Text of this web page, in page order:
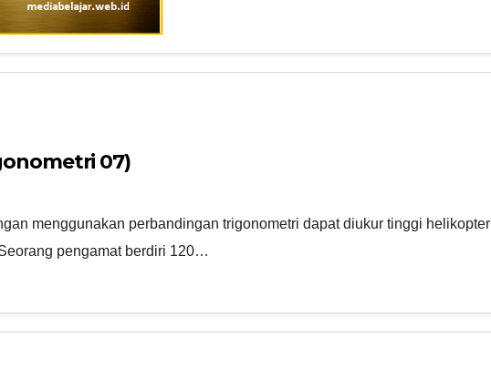
07)
menggunakan perbandingan trigonometri dapat diukur tinggi helikopter
pengamat berdiri 120…